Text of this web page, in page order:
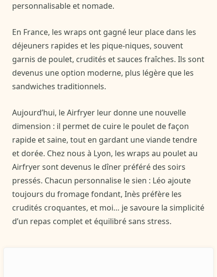
personnalisable et nomade.
En France, les wraps ont gagné leur place dans les
déjeuners rapides et les pique-niques, souvent
garnis de poulet, crudités et sauces fraîches. Ils sont
devenus une option moderne, plus légère que les
sandwiches traditionnels.
Aujourd’hui, le Airfryer leur donne une nouvelle
dimension : il permet de cuire le poulet de façon
rapide et saine, tout en gardant une viande tendre
et dorée. Chez nous à Lyon, les wraps au poulet au
Airfryer sont devenus le dîner préféré des soirs
pressés. Chacun personnalise le sien : Léo ajoute
toujours du fromage fondant, Inès préfère les
crudités croquantes, et moi… je savoure la simplicité
d’un repas complet et équilibré sans stress.